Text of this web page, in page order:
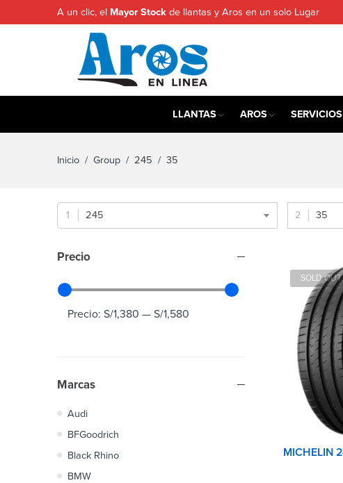
A un clic, el Mayor Stock de llantas y Aros en un solo Lugar
LLANTAS AROS SERVICIOS
Inicio / Group / 245 / 35
245 35
SOLD OUT
Precio
Precio: S/1,380 — S/1,580
Marcas
Audi
BFGoodrich
Black Rhino
BMW